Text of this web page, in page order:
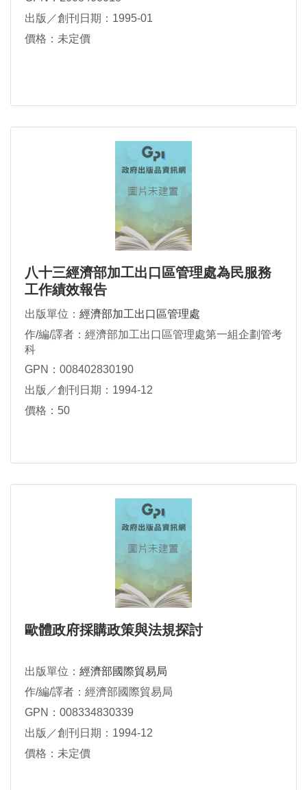
出版／創刊日期：1995-01
價格：未定價
八十三經濟部加工出口區管理處為民服務
工作績效報告
出版單位： 經濟部加工出口區管理處
作/編/譯者：經濟部加工出口區管理處第一組企劃管考
科
GPN：008402830190
出版／創刊日期：1994-12
價格：50
歐體政府採購政策與法規探討
出版單位： 經濟部國際貿易局
作/編/譯者：經濟部國際貿易局
GPN：008334830339
出版／創刊日期：1994-12
價格：未定價